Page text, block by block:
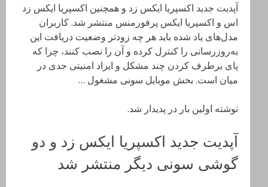
آپدیت جدید اکسپریا ایکس زد و همچنین اکسپریا ایکس زد
اس و اکسپریا ایکس پرفورمنس منتشر شد. کاربران
مدل‌های یاد شده باید هر چه زودتر وضعیت دریافت این‌
به‌روزرسانی را کنترل کرده و آن را نصب کنند، چرا که
پای برطرف کردن چند مشکل و ایراد امنیتی جدی در
میان است. بخش موبایل سونی مشغول …
نوشته اولین بار در پدیدار شد.
آپدیت جدید اکسپریا ایکس زد و دو
گوشی سونی دیگر منتشر شد